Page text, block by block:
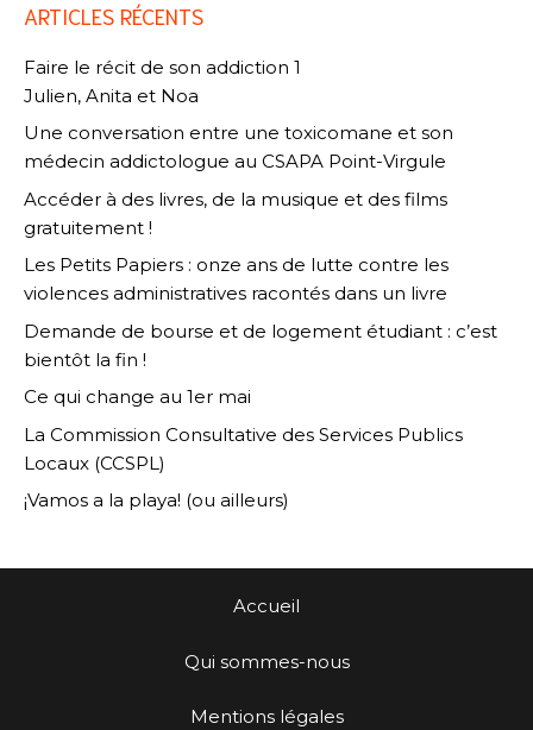
ARTICLES RÉCENTS
Faire le récit de son addiction 1
Julien, Anita et Noa
Une conversation entre une toxicomane et son
médecin addictologue au CSAPA Point-Virgule
Accéder à des livres, de la musique et des films
gratuitement !
Les Petits Papiers : onze ans de lutte contre les
violences administratives racontés dans un livre
Demande de bourse et de logement étudiant : c’est
bientôt la fin !
Ce qui change au 1er mai
La Commission Consultative des Services Publics
Locaux (CCSPL)
¡Vamos a la playa! (ou ailleurs)
Accueil
Qui sommes-nous
Mentions légales